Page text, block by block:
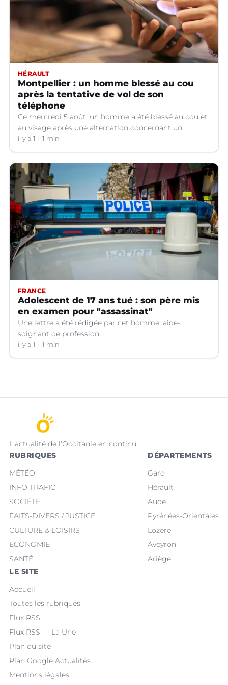
HÉRAULT
Montpellier : un homme blessé au cou
après la tentative de vol de son
téléphone
Ce mercredi 5 août, un homme a été blessé au cou et
au visage après une altercation concernant un
téléphone portable à Montpellier (Hérault).
il y a 1 j 1 min
FRANCE
Adolescent de 17 ans tué : son père mis
en examen pour "assassinat"
Une lettre a été rédigée par cet homme, aide-
soignant de profession.
il y a 1 j 1 min
L'actualité de l'Occitanie en continu
RUBRIQUES
MÉTÉO
INFO TRAFIC
SOCIÉTÉ
FAITS-DIVERS / JUSTICE
CULTURE & LOISIRS
ECONOMIE
SANTÉ
DÉPARTEMENTS
Gard
Hérault
Aude
Pyrénées-Orientales
Lozère
Aveyron
Ariège
LE SITE
Accueil
Toutes les rubriques
Flux RSS
Flux RSS — La Une
Plan du site
Plan Google Actualités
Mentions légales